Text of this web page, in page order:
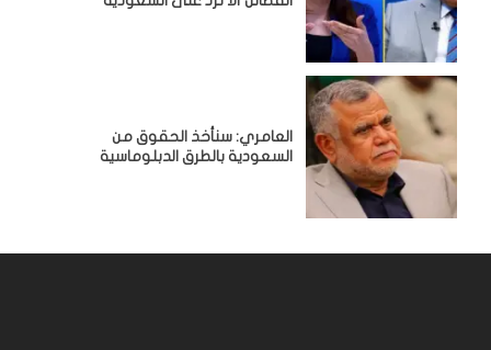
العامري: سنأخذ الحقوق من
السعودية بالطرق الدبلوماسية